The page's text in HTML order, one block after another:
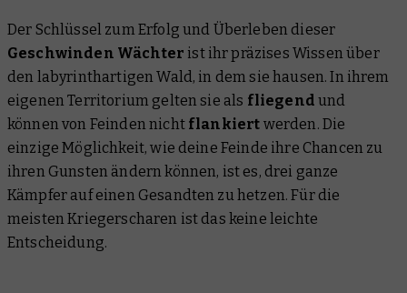
Der Schlüssel zum Erfolg und Überleben dieser
Geschwinden Wächter ist ihr präzises Wissen über
den labyrinthartigen Wald, in dem sie hausen. In ihrem
eigenen Territorium gelten sie als fliegend und
können von Feinden nicht flankiert werden. Die
einzige Möglichkeit, wie deine Feinde ihre Chancen zu
ihren Gunsten ändern können, ist es, drei ganze
Kämpfer auf einen Gesandten zu hetzen. Für die
meisten Kriegerscharen ist das keine leichte
Entscheidung.